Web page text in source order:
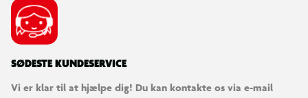
SØDESTE KUNDESERVICE
Vi er klar til at hjælpe dig! Du kan kontakte os via e-mail